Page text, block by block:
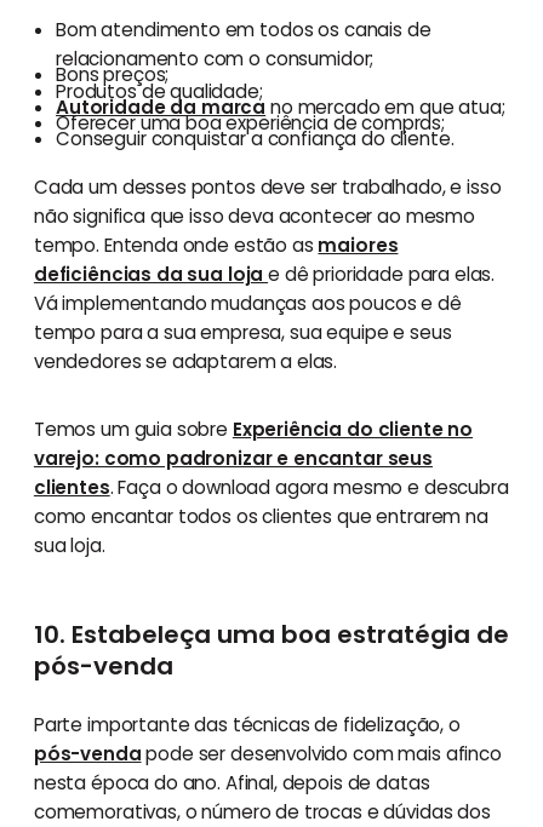
Bom atendimento em todos os canais de
relacionamento com o consumidor;
Bons preços;
Produtos de qualidade;
Autoridade da marca no mercado em que atua;
Oferecer uma boa experiência de compras;
Conseguir conquistar a confiança do cliente.
Cada um desses pontos deve ser trabalhado, e isso
não significa que isso deva acontecer ao mesmo
tempo. Entenda onde estão as maiores
deficiências da sua lojae dê prioridade para elas.
Vá implementando mudanças aos poucos e dê
tempo para a sua empresa, sua equipe e seus
vendedores se adaptarem a elas.
Temos um guia sobre Experiência do cliente no
varejo: como padronizar e encantar seus
clientes. Faça o download agora mesmo e descubra
como encantar todos os clientes que entrarem na
sua loja.
10. Estabeleça uma boa estratégia de
pós-venda
Parte importante das técnicas de fidelização, o
pós-vendapode ser desenvolvido com mais afinco
nesta época do ano. Afinal, depois de datas
comemorativas, o número de trocas e dúvidas dos